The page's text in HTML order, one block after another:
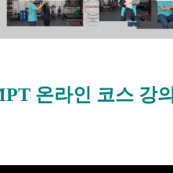
온라인 코스 강